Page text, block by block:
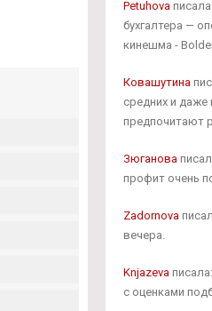
Petuhova
бухгалтера —
кинешма -
Ковашутина
средних и даже
предпочитают
Зюганова
профит очень
Zadornova
вечера.
Knjazeva
с оценками